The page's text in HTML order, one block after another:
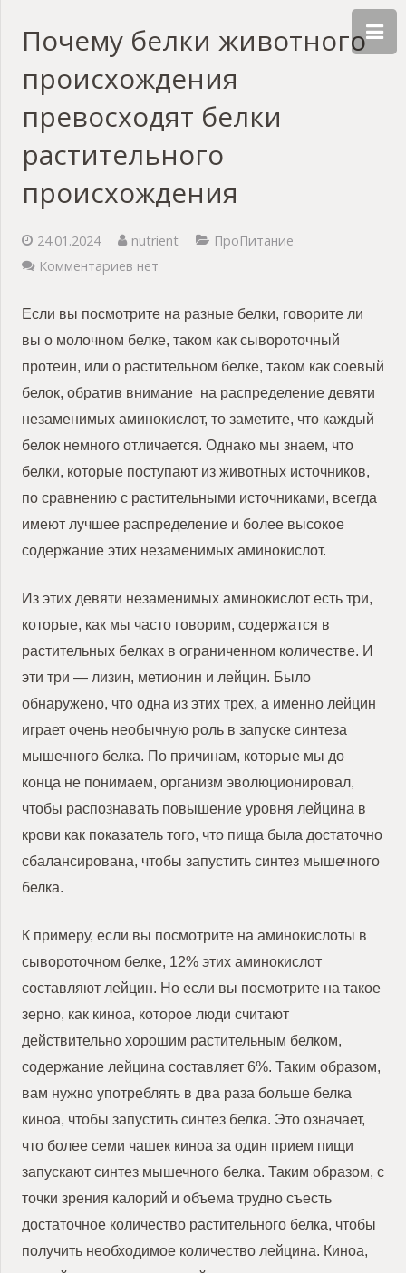
Почему белки животного
происхождения
превосходят белки
растительного
происхождения
24.01.2024 nutrient
ПроПитание
Комментариев нет
Если вы посмотрите на разные белки, говорите ли
вы о молочном белке, таком как сывороточный
протеин, или о растительном белке, таком как соевый
белок, обратив внимание на распределение девяти
незаменимых аминокислот, то заметите, что каждый
белок немного отличается. Однако мы знаем, что
белки, которые поступают из животных источников,
по сравнению с растительными источниками, всегда
имеют лучшее распределение и более высокое
содержание этих незаменимых аминокислот.
Из этих девяти незаменимых аминокислот есть три,
которые, как мы часто говорим, содержатся в
растительных белках в ограниченном количестве. И
эти три — лизин, метионин и лейцин. Было
обнаружено, что одна из этих трех, а именно лейцин
играет очень необычную роль в запуске синтеза
мышечного белка. По причинам, которые мы до
конца не понимаем, организм эволюционировал,
чтобы распознавать повышение уровня лейцина в
крови как показатель того, что пища была достаточно
сбалансирована, чтобы запустить синтез мышечного
белка.
К примеру, если вы посмотрите на аминокислоты в
сывороточном белке, 12% этих аминокислот
составляют лейцин. Но если вы посмотрите на такое
зерно, как киноа, которое люди считают
действительно хорошим растительным белком,
содержание лейцина составляет 6%. Таким образом,
вам нужно употреблять в два раза больше белка
киноа, чтобы запустить синтез белка. Это означает,
что более семи чашек киноа за один прием пищи
запускают синтез мышечного белка. Таким образом, с
точки зрения калорий и объема трудно съесть
достаточное количество растительного белка, чтобы
получить необходимое количество лейцина. Киноа,